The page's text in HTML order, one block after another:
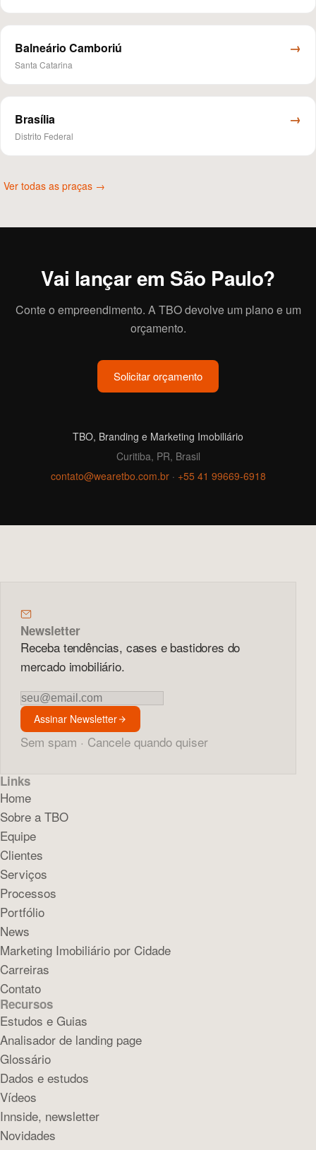
Balneário Camboriú
Santa Catarina
→
Brasília
Distrito Federal
→
Ver todas as praças →
Vai lançar em São Paulo?
Conte o empreendimento. A TBO devolve um plano e um
orçamento.
Solicitar orçamento
TBO, Branding e Marketing Imobiliário
Curitiba, PR, Brasil
contato@wearetbo.com.br· +55 41 99669-6918
Newsletter
Receba tendências, cases e bastidores do
mercado imobiliário.
Newsletter
Assinar Newsletter
Sem spam · Cancele quando quiser
Links
Home
Sobre a TBO
Equipe
Clientes
Serviços
Processos
Portfólio
News
Marketing Imobiliário por Cidade
Carreiras
Contato
Recursos
Estudos e Guias
Analisador de landing page
Glossário
Dados e estudos
Vídeos
Innside, newsletter
Novidades